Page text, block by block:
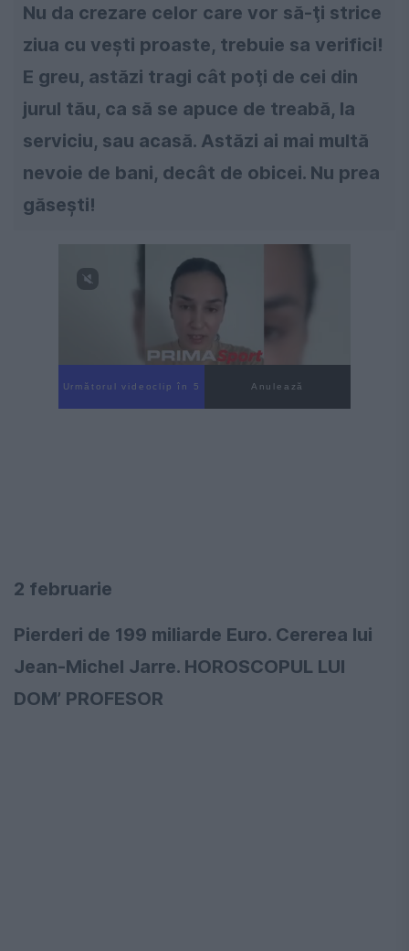
Nu da crezare celor care vor să-ţi strice
ziua cu veşti proaste, trebuie sa verifici!
E greu, astăzi tragi cât poţi de cei din
jurul tău, ca să se apuce de treabă, la
serviciu, sau acasă. Astăzi ai mai multă
nevoie de bani, decât de obicei. Nu prea
găseşti!
Următorul videoclip în 4 Anulează
2 februarie
Pierderi de 199 miliarde Euro. Cererea lui
Jean-Michel Jarre. HOROSCOPUL LUI
DOM’ PROFESOR